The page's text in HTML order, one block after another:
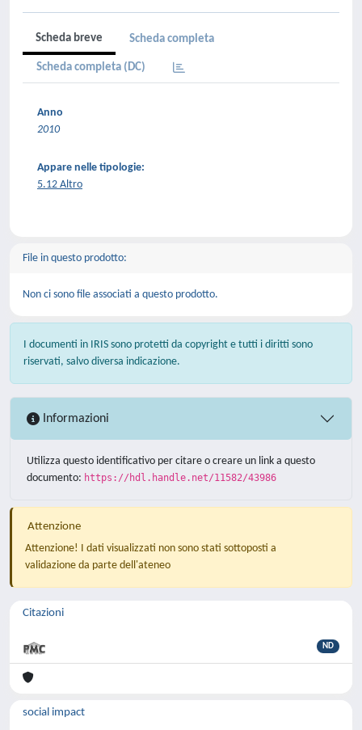
Scheda breve Scheda completa
Scheda completa (DC)
Anno
2010
Appare nelle tipologie:
5.12 Altro
File in questo prodotto:
Non ci sono file associati a questo prodotto.
I documenti in IRIS sono protetti da copyright e tutti i diritti sono
riservati, salvo diversa indicazione.
Informazioni
Utilizza questo identificativo per citare o creare un link a questo
documento: https://hdl.handle.net/11582/43986
Attenzione
Attenzione! I dati visualizzati non sono stati sottoposti a
validazione da parte dell'ateneo
Citazioni
ND
social impact